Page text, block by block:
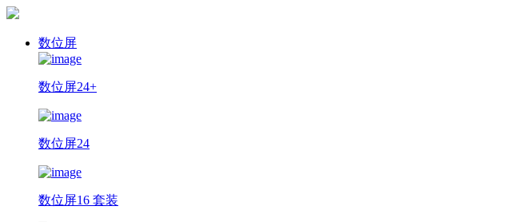
数位屏
数位屏24+
数位屏24
数位屏16 套装